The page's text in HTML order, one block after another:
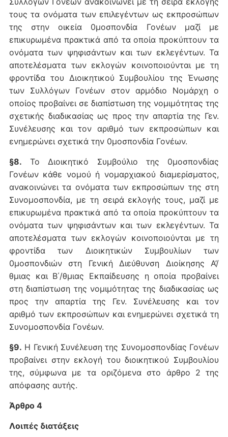
τους τα ονόματα των επιλεγέντων ως εκπροσώπων
της στην οικεία 0μοσπονδία Γονέων μαζί με
επικυρωμένα πρακτικά από τα οποία προκύπτουν τα
ονόματα των ψηφισάντων και των εκλεγέντων. Τα
αποτελέσματα των εκλογών κοινοποιούνται με τη
φροντίδα του Διοικητικού Συμβουλίου της Ένωσης
των Συλλόγων Γονέων στον αρμόδιο Νομάρχη ο
οποίος προβαίνει σε διαπίστωση της νομιμότητας της
σχετικής διαδικασίας ως προς την απαρτία της Γεν.
Συνέλευσης και τον αριθμό των εκπροσώπων και
ενημερώνει σχετικά την 0μοσπονδία Γονέων.
§8. Το Διοικητικό Συμβούλιο της 0μοσπονδίας
Γονέων κάθε νομού ή νομαρχιακού διαμερίσματος,
ανακοινώνει τα ονόματα των εκπροσώπων της στη
Συνομοσπονδία, με τη σειρά εκλογής τους, μαζί με
επικυρωμένα πρακτικά από τα οποία προκύπτουν τα
ονόματα των ψηφισάντων και των εκλεγέντων. Τα
αποτελέσματα των εκλογών κοινοποιούνται με τη
φροντίδα των Διοικητικών Συμβουλίων των
0μοσπονδιών στη Γενική Διεύθυνση Διοίκησης Α’/
θμιας και Β΄/θμιας Εκπαίδευσης η οποία προβαίνει
στη διαπίστωση της νομιμότητας της διαδικασίας ως
προς την απαρτία της Γεν. Συνέλευσης και τον
αριθμό των εκπροσώπων και ενημερώνει σχετικά τη
Συνομοσπονδία Γονέων.
§9. Η Γενική Συνέλευση της Συνομοσπονδίας Γονέων
προβαίνει στην εκλογή του διοικητικού Συμβουλίου
της, σύμφωνα με τα οριζόμενα στο άρθρο 2 της
απόφασης αυτής.
Άρθρο 4
Λοιπές διατάξεις